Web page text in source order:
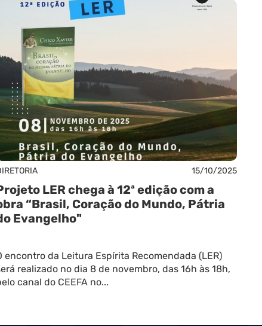
15/10/2025
LER chega à 12ª edição com a
“Brasil, Coração do Mundo, Pátria
Evangelho"
encontro da Leitura Espírita Recomendada (LER)
realizado no dia 8 de novembro, das 16h às 18h,
canal do CEEFA no...